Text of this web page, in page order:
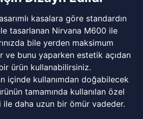
kasalara göre standardın
tasarlanan Nirvana M600 ile
bile yerden maksimum
ve bunu yaparken estetik açıdan
ürün kullanabilirsiniz.
içinde kullanımdan doğabilecek
tamamında kullanılan özel
daha uzun bir ömür vadeder.